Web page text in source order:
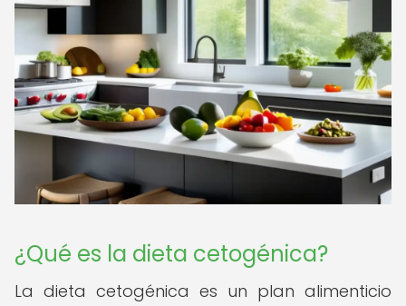
¿Qué es la dieta cetogénica?
La dieta cetogénica es un plan alimenticio